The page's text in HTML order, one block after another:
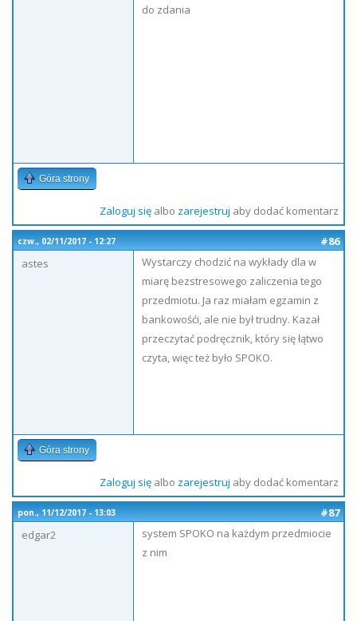
do zdania
Góra strony
Zaloguj sięalbo zarejestruj aby dodać komentarz
czw., 02/11/2017 - 12:27
#86
astes
Wystarczy chodzić na wykłady dla w
miarę bezstresowego zaliczenia tego
przedmiotu. Ja raz miałam egzamin z
bankowośći, ale nie był trudny. Kazał
przeczytać podręcznik, który się łątwo
czyta, więc też było SPOKO.
Góra strony
Zaloguj sięalbo zarejestruj aby dodać komentarz
pon., 11/12/2017 - 13:03
#87
edgar2
system SPOKO na każdym przedmiocie
z nim